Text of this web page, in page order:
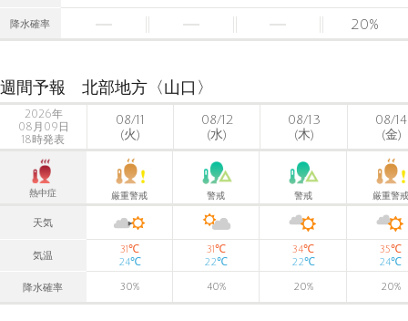
降水確率 20%
週間予報 北部地方〈山口〉
2026年
08月09日
18時発表
08/11
(火)
08/12
(水)
08/13
(木)
08/14
(金)
熱中症 厳重警戒 警戒 警戒 厳重警戒
天気
気温
31℃
24℃
31℃
22℃
34℃
22℃
35℃
24℃
降水確率 30% 40% 20% 20%